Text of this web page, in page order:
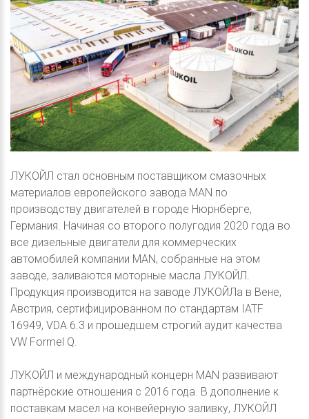
ЛУКОЙЛ стал основным поставщиком смазочных
материалов европейского завода MAN по
производству двигателей в городе Нюрнберге,
Германия. Начиная со второго полугодия 2020 года во
все дизельные двигатели для коммерческих
автомобилей компании MAN, собранные на этом
заводе, заливаются моторные масла ЛУКОЙЛ.
Продукция производится на заводе ЛУКОЙЛа в Вене,
Австрия, сертифицированном по стандартам IATF
16949, VDA 6.3 и прошедшем строгий аудит качества
VW Formel Q.
ЛУКОЙЛ и международный концерн MAN развивают
партнёрские отношения c 2016 года. В дополнение к
поставкам масел на конвейерную заливку, ЛУКОЙЛ